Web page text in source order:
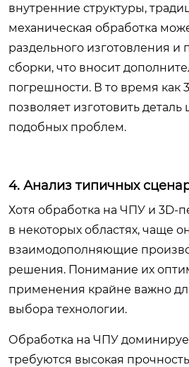
внутренние структуры,
механическая обработка
раздельного изготовления
сборки, что вносит
погрешности. В то время как
позволяет изготовить деталь
подобных проблем.
4. Анализ типичных
Хотя обработка на ЧПУ и 3D-
в некоторых областях, чаще
взаимодополняющие
решения. Понимание их
применения крайне важно
выбора технологии.
Обработка на ЧПУ
требуются высокая